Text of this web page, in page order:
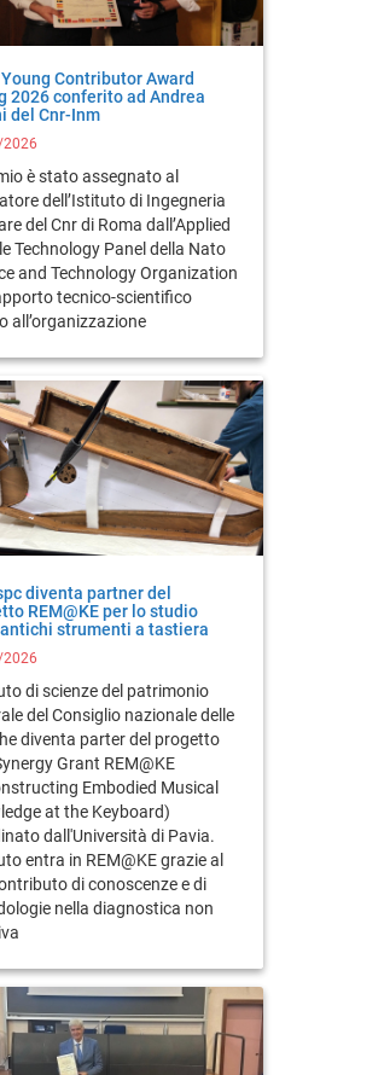
Young Contributor Award
2026 conferito ad Andrea
del Cnr-Inm
è stato assegnato al
dell’Istituto di Ingegneria
del Cnr di Roma dall’Applied
Technology Panel della Nato
and Technology Organization
tecnico-scientifico
all’organizzazione
diventa partner del
REM@KE per lo studio
strumenti a tastiera
di scienze del patrimonio
del Consiglio nazionale delle
diventa parter del progetto
Grant REM@KE
Embodied Musical
at the Keyboard)
dall'Università di Pavia.
entra in REM@KE grazie al
di conoscenze e di
nella diagnostica non